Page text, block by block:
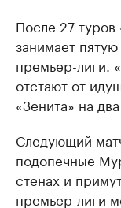
После 27
занимает
премьер-лиги.
отстают от
«Зенита» на два
Следующий
подопечные
стенах и
премьер-лиги